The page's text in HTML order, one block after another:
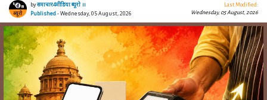
byसमाचार4मीडिया ब्यूरो ।।
Published- Wednesday, 05 August, 2026
Last Modified:
Wednesday, 05 August, 2026